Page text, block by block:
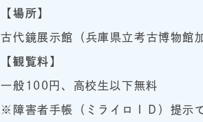
【場所】
古代鏡展示館（兵庫県立考古博物館
【観覧料】
一般100円、高校生以下無料
※障害者手帳（ミライロＩＤ）提示